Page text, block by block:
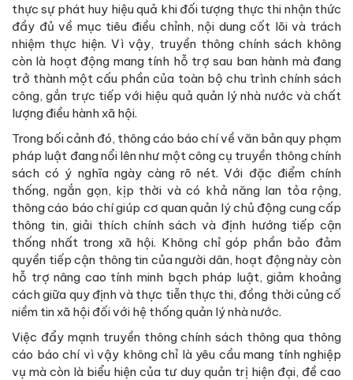
thực sự phát huy hiệu quả khi đối tượng thực thi nhận thức
đầy đủ về mục tiêu điều chỉnh, nội dung cốt lõi và trách
nhiệm thực hiện. Vì vậy, truyền thông chính sách không
còn là hoạt động mang tính hỗ trợ sau ban hành mà đang
trở thành một cấu phần của toàn bộ chu trình chính sách
công, gắn trực tiếp với hiệu quả quản lý nhà nước và chất
lượng điều hành xã hội.
Trong bối cảnh đó, thông cáo báo chí về văn bản quy phạm
pháp luật đang nổi lên như một công cụ truyền thông chính
sách có ý nghĩa ngày càng rõ nét. Với đặc điểm chính
thống, ngắn gọn, kịp thời và có khả năng lan tỏa rộng,
thông cáo báo chí giúp cơ quan quản lý chủ động cung cấp
thông tin, giải thích chính sách và định hướng tiếp cận
thống nhất trong xã hội. Không chỉ góp phần bảo đảm
quyền tiếp cận thông tin của người dân, hoạt động này còn
hỗ trợ nâng cao tính minh bạch pháp luật, giảm khoảng
cách giữa quy định và thực tiễn thực thi, đồng thời củng cố
niềm tin xã hội đối với hệ thống quản lý nhà nước.
Việc đẩy mạnh truyền thông chính sách thông qua thông
cáo báo chí vì vậy không chỉ là yêu cầu mang tính nghiệp
vụ mà còn là biểu hiện của tư duy quản trị hiện đại, đề cao